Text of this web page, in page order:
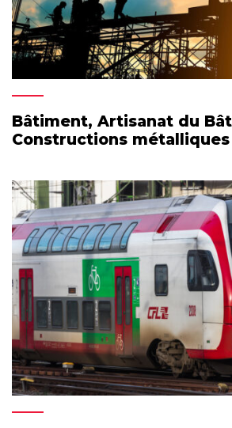
Bâtiment, Artisanat du
Constructions métalliques